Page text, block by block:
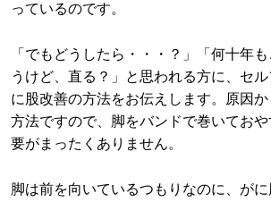
っているのです。
「でもどうしたら・・・？」「何十年
うけど、直る？」と思われる方に、セ
に股改善の方法をお伝えします。原因
方法ですので、脚をバンドで巻いてお
要がまったくありません。
脚は前を向いているつもりなのに、が